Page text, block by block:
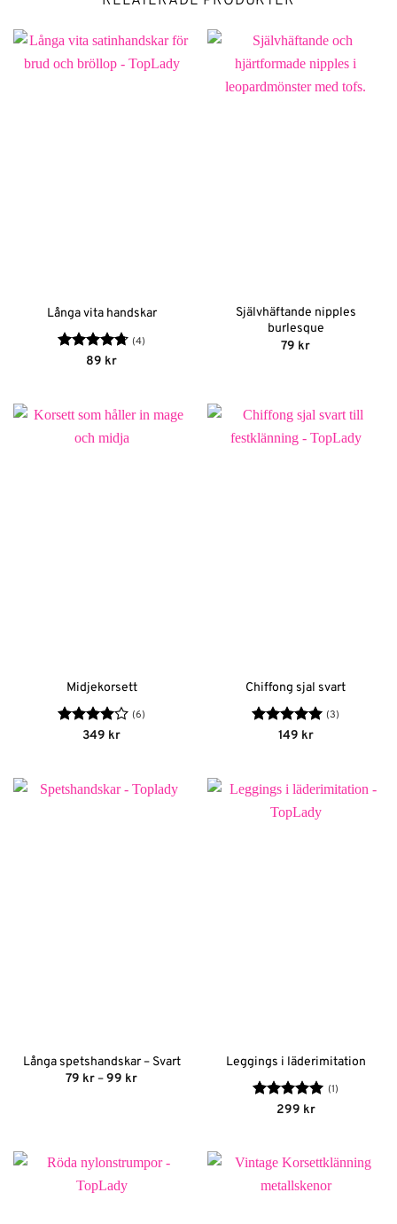
Långa vita handskar
Betygsatt
(4)
89 kr
Självhäftande nipples
burlesque
79 kr
Midjekorsett
Betygsatt
(6)
349 kr
Chiffong sjal svart
Betygsatt5
(3)
149 kr
Långa spetshandskar – Svart
79 kr–99 krPrisintervall:
Leggings i läderimitation
Betygsatt5
(1)
299 kr